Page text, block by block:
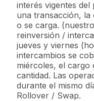
interés vigentes del
una transacción, la
o se carga.
reinversión /
jueves y viernes
intercambios se
miércoles, el cargo
cantidad. Las
durante el mismo
Rollover / Swap.